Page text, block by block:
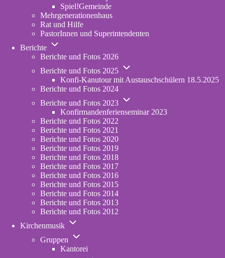
Spiel!Gemeinde
Mehrgenerationenhaus
new
Rat und Hilfe
PastorInnen und Superintendenten
Berichte
Unternavigation
Berichte
Berichte und Fotos 2026
Berichte und Fotos 2025
Unternavigation
Berichte
Fotos
2025
Konfi-Kanutour mit Austauschschülern 18.5.2025
Berichte und Fotos 2024
Berichte und Fotos 2023
Unternavigation
Berichte
Konfirmandenferienseminar 2023
Berichte und Fotos 2022
Berichte und Fotos 2021
Berichte und Fotos 2020
Berichte und Fotos 2019
Berichte und Fotos 2018
Berichte und Fotos 2017
Berichte und Fotos 2016
Berichte und Fotos 2015
Berichte und Fotos 2014
Berichte und Fotos 2013
Berichte und Fotos 2012
Kirchenmusik
Unternavigation
Kirchenmusik
Gruppen
Unternavigation
Gruppen
Kantorei